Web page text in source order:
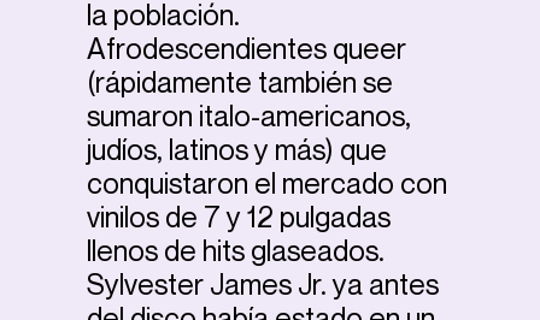
la población.
Afrodescendientes queer
(rápidamente también se
sumaron italo-americanos,
judíos, latinos y más) que
conquistaron el mercado con
vinilos de 7 y 12 pulgadas
llenos de hits glaseados.
Sylvester James Jr. ya antes